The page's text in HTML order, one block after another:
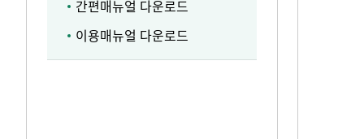
간편매뉴얼 다운로드
이용매뉴얼 다운로드